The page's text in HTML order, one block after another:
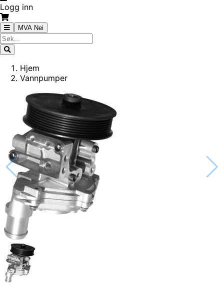
Logg inn
MVA Nei
Hjem
Vannpumper